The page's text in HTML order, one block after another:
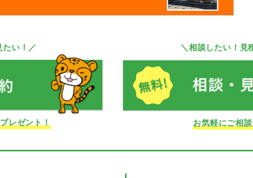
い！／
レゼント！
＼相談したい！見
お気軽にご相談